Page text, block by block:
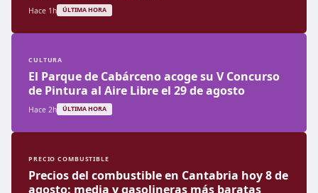
Hace 1h ÚLTIMA HORA
CULTURA
El Parque de Cabárceno acoge su V Concurso
de Pintura al Aire Libre el 29 de agosto
Hace 2h ÚLTIMA HORA
PRECIO COMBUSTIBLE
Precios del combustible en Cantabria hoy 8 de
agosto: media y gasolineras más baratas